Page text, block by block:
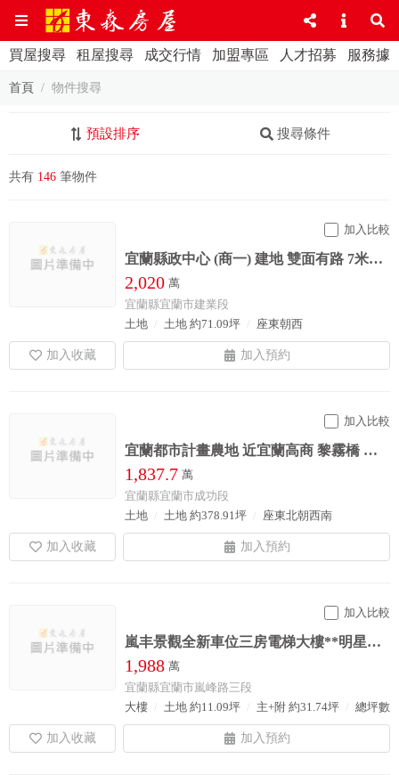
買屋搜尋 租屋搜尋 成交行情 加盟專區 人才招募 服務據
首頁 物件搜尋
預設排序 搜尋條件
共有 146 筆物件
加入比較
宜蘭縣政中心 (商一) 建地 雙面有路 7米寬 前面寬廣無遮敝
2,020 萬
宜蘭縣宜蘭市建業段
土地
土地 約71.09坪 座東朝西
加入比較
宜蘭都市計畫農地 近宜蘭高商 黎霧橋 環市東路旁 雙面有路 大面寬 增值快
1,837.7 萬
宜蘭縣宜蘭市成功段
土地
土地 約378.91坪 座東北朝西南
加入比較
嵐丰景觀全新車位三房電梯大樓**明星雙學區16年教育學區旁**精心設計高級設計風
1,988 萬
宜蘭縣宜蘭市嵐峰路三段
大樓
土地 約11.09坪 主+附 約31.74坪 總坪數